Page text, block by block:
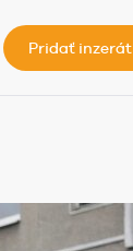
Pridať inzerát